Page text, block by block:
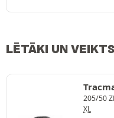
LĒTĀKI UN
205/50
XL